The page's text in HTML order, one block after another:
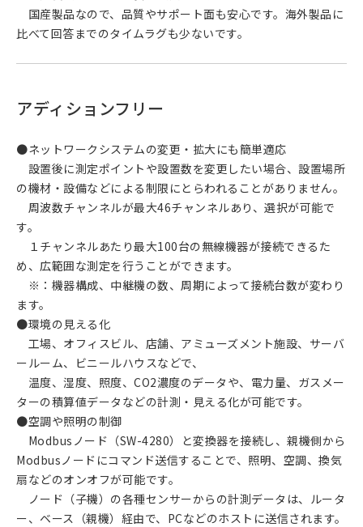
国産製品なので、品質やサポート面も安心です。海外製品に
比べて回答までのタイムラグも少ないです。
アディションフリー
●ネットワークシステムの変更・拡大にも簡単適応
設置後に測定ポイントや設置数を変更したい場合、設置場所
の機材・設備などによる制限にとらわれることがありません。
周波数チャンネルが最大46チャンネルあり、選択が可能で
す。
１チャンネルあたり最大100台の無線機器が接続できるた
め、広範囲な測定を行うことができます。
※：機器構成、中継機の数、周期によって接続台数が変わり
ます。
●環境の見える化
工場、オフィスビル、店舗、アミューズメント施設、サーバ
ールーム、ビニールハウスなどで、
温度、湿度、照度、CO2濃度のデータや、電力量、ガスメー
ターの積算値データなどの計測・見える化が可能です。
●空調や照明の制御
Modbusノード（SW-4280）と変換器を接続し、親機側から
Modbusノードにコマンド送信することで、照明、空調、換気
扇などのオンオフが可能です。
ノード（子機）の各種センサーからの計測データは、ルータ
ー、ベース（親機）経由で、PCなどのホストに送信されます。